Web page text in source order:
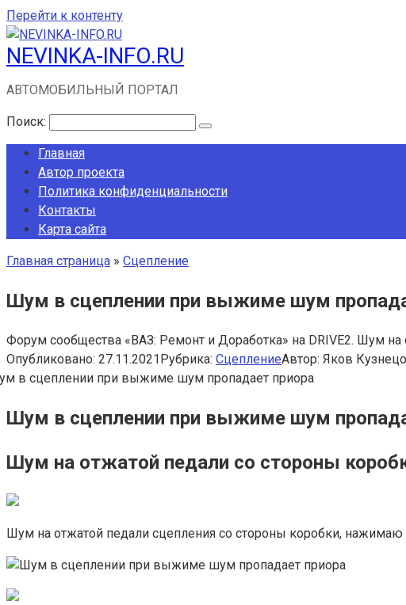
Перейти к контенту
NEVINKA-INFO.RU
АВТОМОБИЛЬНЫЙ ПОРТАЛ
Поиск:
Главная
Автор проекта
Политика конфиденциальности
Контакты
Карта сайта
Главная страница » Сцепление
Шум в сцеплении при выжиме шум
Форум сообщества «ВАЗ: Ремонт и Доработка» на DRIVE2. Шум
Опубликовано: 27.11.2021Рубрика: СцеплениеАвтор: Яков
Шум в сцеплении при выжиме шум
Шум на отжатой педали со стороны
Шум на отжатой педали сцепления со стороны коробки,